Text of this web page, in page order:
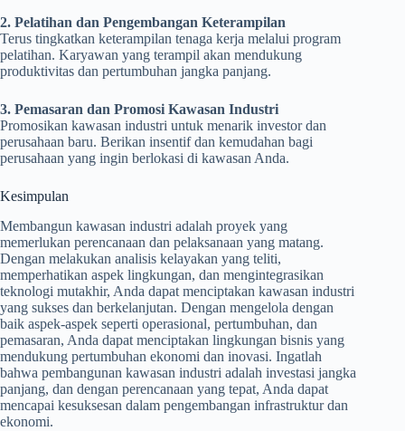
2. Pelatihan dan Pengembangan Keterampilan
Terus tingkatkan keterampilan tenaga kerja melalui program
pelatihan. Karyawan yang terampil akan mendukung
produktivitas dan pertumbuhan jangka panjang.
3. Pemasaran dan Promosi Kawasan Industri
Promosikan kawasan industri untuk menarik investor dan
perusahaan baru. Berikan insentif dan kemudahan bagi
perusahaan yang ingin berlokasi di kawasan Anda.
Kesimpulan
Membangun kawasan industri adalah proyek yang
memerlukan perencanaan dan pelaksanaan yang matang.
Dengan melakukan analisis kelayakan yang teliti,
memperhatikan aspek lingkungan, dan mengintegrasikan
teknologi mutakhir, Anda dapat menciptakan kawasan industri
yang sukses dan berkelanjutan. Dengan mengelola dengan
baik aspek-aspek seperti operasional, pertumbuhan, dan
pemasaran, Anda dapat menciptakan lingkungan bisnis yang
mendukung pertumbuhan ekonomi dan inovasi. Ingatlah
bahwa pembangunan kawasan industri adalah investasi jangka
panjang, dan dengan perencanaan yang tepat, Anda dapat
mencapai kesuksesan dalam pengembangan infrastruktur dan
ekonomi.